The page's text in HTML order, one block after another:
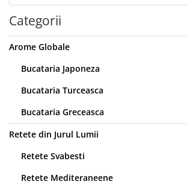
Categorii
Arome Globale
Bucataria Japoneza
Bucataria Turceasca
Bucataria Greceasca
Retete din Jurul Lumii
Retete Svabesti
Retete Mediteraneene